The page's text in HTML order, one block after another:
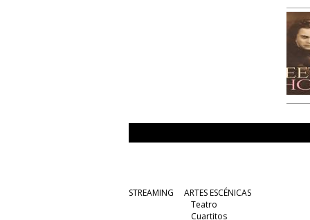
STREAMING
ARTES ESCÉNICAS
Teatro
Cuartitos